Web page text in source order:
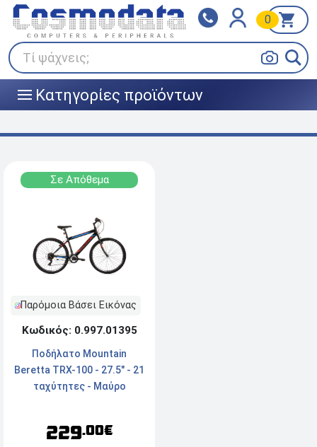
Τί ψάχνεις;
0
||| Κατηγορίες προϊόντων
Klarna
Πληρώστε σε 3
άτοκες δόσεις
BOX NOW
Σε Απόθεμα
Παρόμοια Βάσει Εικόνας
Κωδικός: 0.997.01395
Ποδήλατο Mountain
Beretta TRX-100 - 27.5" - 21
ταχύτητες - Μαύρο
229.00€